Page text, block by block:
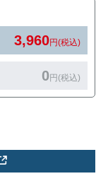
3,960円(税込)
0円(税込)